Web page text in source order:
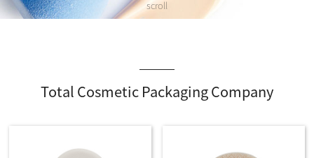
scroll
Total Cosmetic Packaging Company